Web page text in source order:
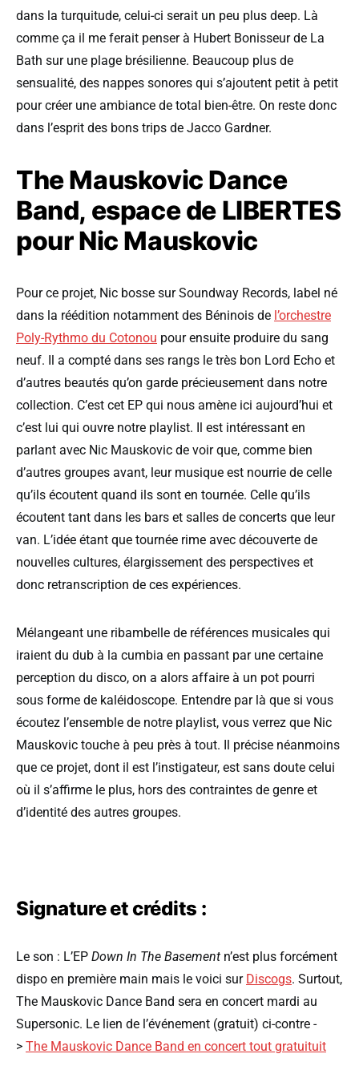
dans la turquitude, celui-ci serait un peu plus deep. Là
comme ça il me ferait penser à Hubert Bonisseur de La
Bath sur une plage brésilienne. Beaucoup plus de
sensualité, des nappes sonores qui s’ajoutent petit à petit
pour créer une ambiance de total bien-être. On reste donc
dans l’esprit des bons trips de Jacco Gardner.
The Mauskovic Dance
Band, espace de LIBERTES
pour Nic Mauskovic
Pour ce projet, Nic bosse sur Soundway Records, label né
dans la réédition notamment des Béninois de l’orchestre
Poly-Rythmo du Cotonou pour ensuite produire du sang
neuf. Il a compté dans ses rangs le très bon Lord Echo et
d’autres beautés qu’on garde précieusement dans notre
collection. C’est cet EP qui nous amène ici aujourd’hui et
c’est lui qui ouvre notre playlist. Il est intéressant en
parlant avec Nic Mauskovic de voir que, comme bien
d’autres groupes avant, leur musique est nourrie de celle
qu’ils écoutent quand ils sont en tournée. Celle qu’ils
écoutent tant dans les bars et salles de concerts que leur
van. L’idée étant que tournée rime avec découverte de
nouvelles cultures, élargissement des perspectives et
donc retranscription de ces expériences.
Mélangeant une ribambelle de références musicales qui
iraient du dub à la cumbia en passant par une certaine
perception du disco, on a alors affaire à un pot pourri
sous forme de kaléidoscope. Entendre par là que si vous
écoutez l’ensemble de notre playlist, vous verrez que Nic
Mauskovic touche à peu près à tout. Il précise néanmoins
que ce projet, dont il est l’instigateur, est sans doute celui
où il s’affirme le plus, hors des contraintes de genre et
d’identité des autres groupes.
Signature et crédits :
Le son : L’EP Down In The Basement n’est plus forcément
dispo en première main mais le voici sur Discogs. Surtout,
The Mauskovic Dance Band sera en concert mardi au
Supersonic. Le lien de l’événement (gratuit) ci-contre -
> The Mauskovic Dance Band en concert tout gratuituit